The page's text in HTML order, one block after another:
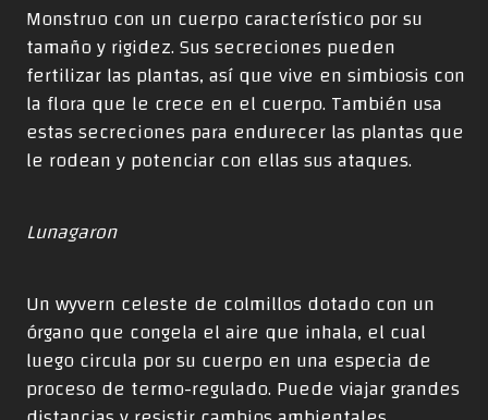
Monstruo con un cuerpo característico por su
tamaño y rigidez. Sus secreciones pueden
fertilizar las plantas, así que vive en simbiosis con
la flora que le crece en el cuerpo. También usa
estas secreciones para endurecer las plantas que
le rodean y potenciar con ellas sus ataques.
Lunagaron
Un wyvern celeste de colmillos dotado con un
órgano que congela el aire que inhala, el cual
luego circula por su cuerpo en una especia de
proceso de termo-regulado. Puede viajar grandes